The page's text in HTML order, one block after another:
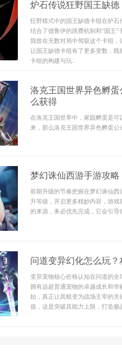
炉石传说狂野国王缺
狂野模式中的国王缺德卡组在炉
结合了德鲁伊的跳费机制和“国王
我曾在无数对局中驾驭这个卡组
让国王缺德卡组有了更多变数，
卡组的构建与玩...
洛克王国世界异色孵
么获得
在洛克王国世界中，家园孵蛋是
来，那么洛克王国世界异色孵蛋
梦幻诛仙西游手游攻
前期升级的节奏把握在梦幻诛仙
升等级，开启更多精妙内容，游
的来源，务必优先完成，它会引导
问道变异幻化怎么玩
变异宠物核心价格认知在问道的
拥有远超普通宠物的卓越成长和
始，真正让其蜕变为战场主宰的
值，这是突破其能力上限，打造